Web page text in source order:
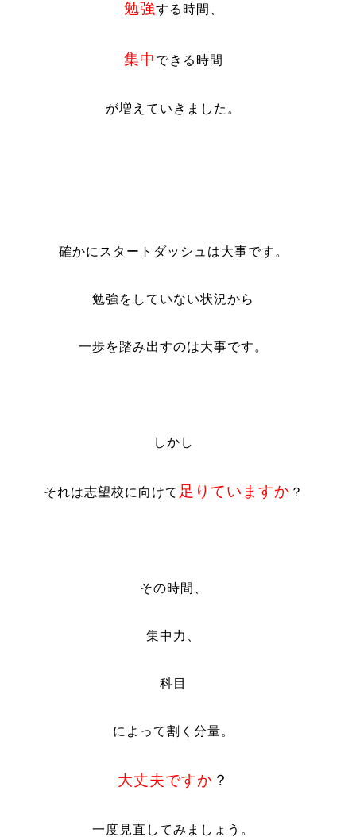
勉強する時間、
集中 できる時間
が増えていきました。
確かにスタートダッシュは大事です。
勉強をしていない状況から
一歩を踏み出すのは大事です。
しかし
それは志望校に向けて 足りていますか ？
その時間、
集中力、
科目
によって割く分量。
大丈夫ですか ？
一度見直してみましょう。